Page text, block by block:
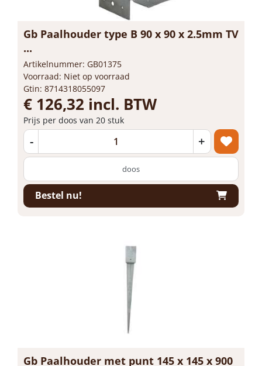
Gb Paalhouder type B 90 x 90 x 2.5mm TV
...
Artikelnummer: GB01375
Voorraad: Niet op voorraad
Gtin: 8714318055097
€ 126,32 incl. BTW
Prijs per doos van 20 stuk
- +
doos
Bestel nu!
Gb Paalhouder met punt 145 x 145 x 900